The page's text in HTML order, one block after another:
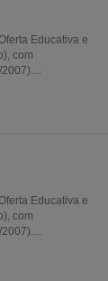
Educativa e
com
Educativa e
com